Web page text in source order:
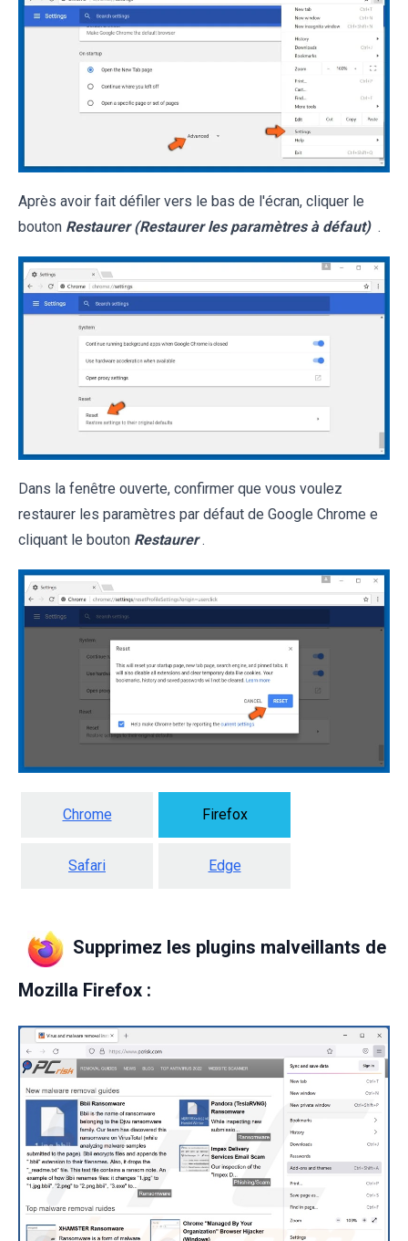
Après avoir fait défiler vers le bas de l'écran, cliquer le
bouton Restaurer (Restaurer les paramètres à défaut) .
Dans la fenêtre ouverte, confirmer que vous voulez
restaurer les paramètres par défaut de Google Chrome e
cliquant le bouton Restaurer .
Chrome Firefox
Safari Edge
Supprimez les plugins malveillants de
Mozilla Firefox :